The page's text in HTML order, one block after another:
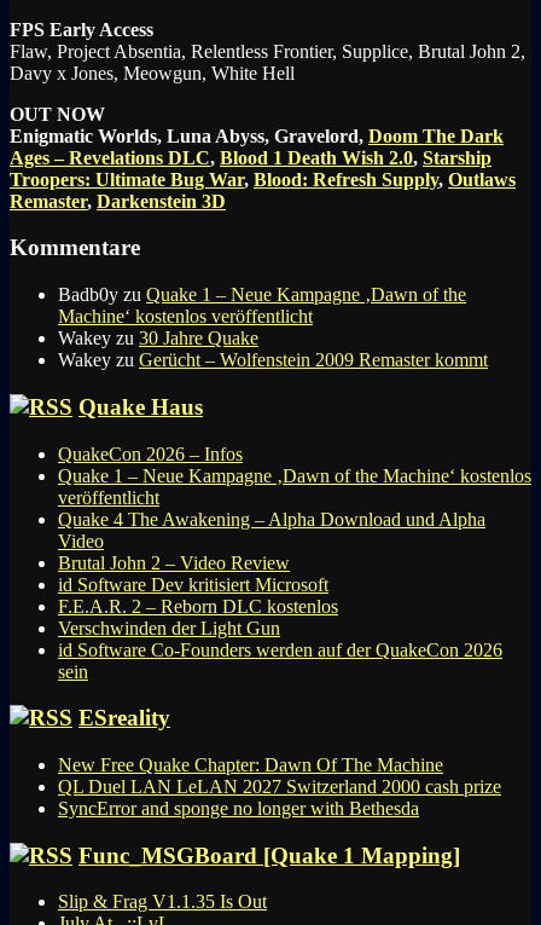
FPS Early Access
Flaw, Project Absentia, Relentless Frontier, Supplice, Brutal John 2,
Davy x Jones, Meowgun, White Hell
OUT NOW
Enigmatic Worlds, Luna Abyss, Gravelord, Doom The Dark
Ages – Revelations DLC, Blood 1 Death Wish 2.0, Starship
Troopers: Ultimate Bug War, Blood: Refresh Supply, Outlaws
Remaster, Darkenstein 3D
Kommentare
Badb0y zu Quake 1 – Neue Kampagne ‚Dawn of the
Machine‘ kostenlos veröffentlicht
Wakey zu 30 Jahre Quake
Wakey zu Gerücht – Wolfenstein 2009 Remaster kommt
Quake Haus
QuakeCon 2026 – Infos
Quake 1 – Neue Kampagne ‚Dawn of the Machine‘ kostenlos
veröffentlicht
Quake 4 The Awakening – Alpha Download und Alpha
Video
Brutal John 2 – Video Review
id Software Dev kritisiert Microsoft
F.E.A.R. 2 – Reborn DLC kostenlos
Verschwinden der Light Gun
id Software Co-Founders werden auf der QuakeCon 2026
sein
ESreality
New Free Quake Chapter: Dawn Of The Machine
QL Duel LAN LeLAN 2027 Switzerland 2000 cash prize
SyncError and sponge no longer with Bethesda
Func_MSGBoard [Quake 1 Mapping]
Slip & Frag V1.1.35 Is Out